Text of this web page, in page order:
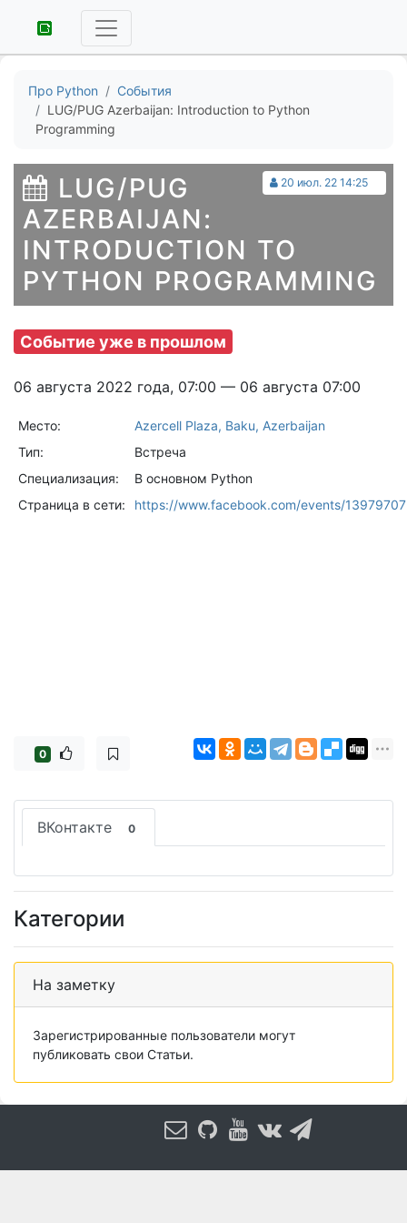
Про Python
События
LUG/PUG Azerbaijan: Introduction to Python
Programming
20 июл. 22 14:25
LUG/PUG
AZERBAIJAN:
INTRODUCTION TO
PYTHON PROGRAMMING
Событие уже в прошлом
06 августа 2022 года, 07:00 — 06 августа 07:00
Место:
Azercell Plaza, Baku, Azerbaijan
Тип:
Встреча
Специализация:
В основном Python
Страница в сети:
https://www.facebook.com/events/
0
ВКонтакте 0
Категории
На заметку
Зарегистрированные пользователи могут
публиковать свои Статьи.